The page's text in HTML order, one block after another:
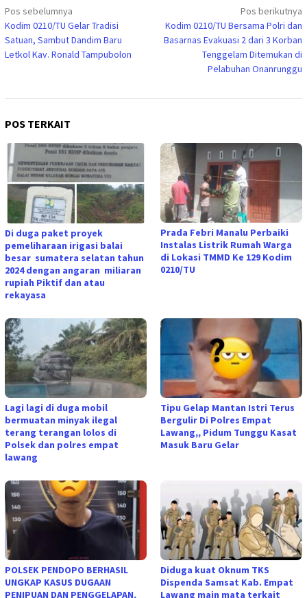
Navigasi
pos
Pos sebelumnya
Kodim 0210/TU Gelar Tradisi
Satuan, Sambut Dandim Baru
Letkol Kav. Ronald Tampubolon
Pos berikutnya
Kodim 0210/TU Bersama Polri dan
Basarnas Evakuasi 2 dari 3 Korban
Tenggelam Ditemukan di
Pelabuhan Onanrunggu
POS TERKAIT
Di duga paket proyek
pemeliharaan irigasi balai
besar sumatera selatan tahun
2024 dengan angaran miliaran
rupiah Piktif dan atau
rekayasa
Prada Febri Manalu Perbaiki
Instalas Listrik Rumah Warga
di Lokasi TMMD Ke 129 Kodim
0210/TU
Lagi lagi di duga mobil
bermuatan minyak ilegal
terang terangan lolos di
Polsek dan polres empat
lawang
Tipu Gelap Mantan Istri Terus
Bergulir Di Polres Empat
Lawang,, Pidum Tunggu Kasat
Masuk Baru Gelar
POLSEK PENDOPO BERHASIL
UNGKAP KASUS DUGAAN
PENIPUAN DAN PENGGELAPAN,
Diduga kuat Oknum TKS
Dispenda Samsat Kab. Empat
Lawang main mata terkait